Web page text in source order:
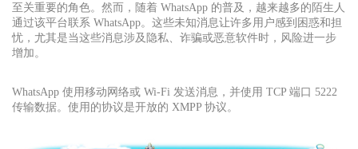
至关重要的角色。然而，随着 WhatsApp 的普及，越来越多的陌生人
通过该平台联系 WhatsApp。这些未知消息让许多用户感到困惑和担
忧，尤其是当这些消息涉及隐私、诈骗或恶意软件时，风险进一步
增加。
WhatsApp 使用移动网络或 Wi-Fi 发送消息，并使用 TCP 端口 5222
传输数据。使用的协议是开放的 XMPP 协议。